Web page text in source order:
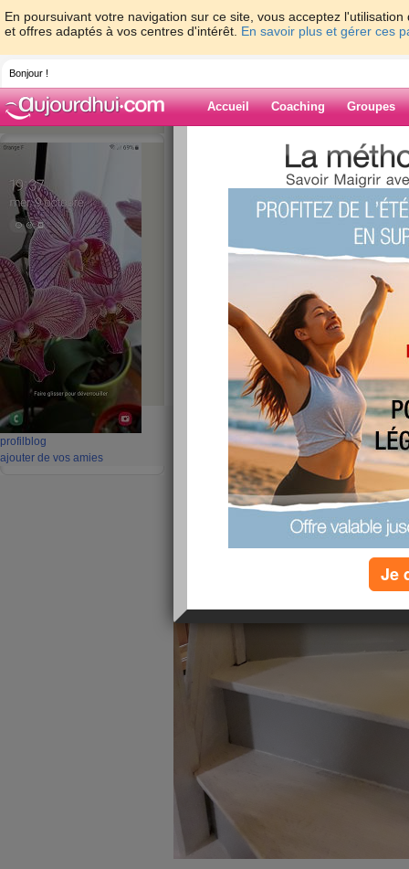
En poursuivant votre navigation sur ce site, vous acceptez
et offres adaptés à vos centres d'intérêt. En savoir plus et gérer ces
Bonjour !
Accueil Coaching Groupes
profil blog
ajouter de vos amies
> >
Blog de
reprise des
Je